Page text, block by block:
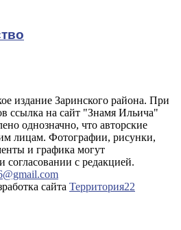
издание Заринского района. При
ссылка на сайт "Знамя Ильича"
однозначно, что авторские
лицам. Фотографии, рисунки,
и графика могут
согласовании с редакцией.
сайта Территория22